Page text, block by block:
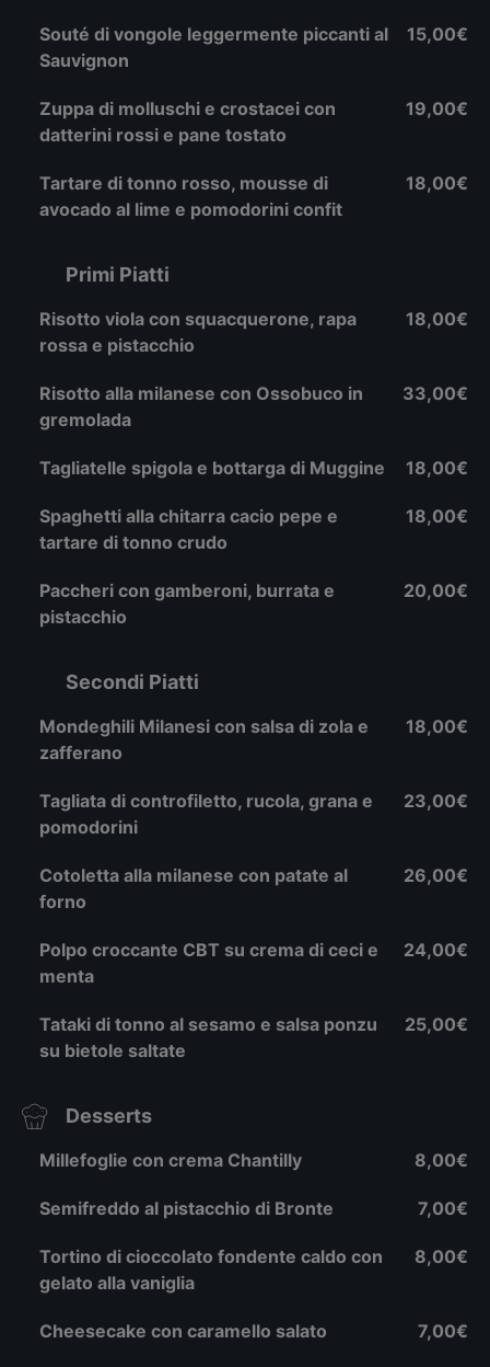
Souté di vongole leggermente piccanti al
Sauvignon
15,00€
Zuppa di molluschi e crostacei con
datterini rossi e pane tostato
19,00€
Tartare di tonno rosso, mousse di
avocado al lime e pomodorini confit
18,00€
Primi Piatti
Risotto viola con squacquerone, rapa
rossa e pistacchio
18,00€
Risotto alla milanese con Ossobuco in
gremolada
33,00€
Tagliatelle spigola e bottarga di Muggine 18,00€
Spaghetti alla chitarra cacio pepe e
tartare di tonno crudo
18,00€
Paccheri con gamberoni, burrata e
pistacchio
20,00€
Secondi Piatti
Mondeghili Milanesi con salsa di zola e
zafferano
18,00€
Tagliata di controfiletto, rucola, grana e
pomodorini
23,00€
Cotoletta alla milanese con patate al
forno
26,00€
Polpo croccante CBT su crema di ceci e
menta
24,00€
Tataki di tonno al sesamo e salsa ponzu
su bietole saltate
25,00€
Desserts
Millefoglie con crema Chantilly 8,00€
Semifreddo al pistacchio di Bronte 7,00€
Tortino di cioccolato fondente caldo con
gelato alla vaniglia
8,00€
Cheesecake con caramello salato 7,00€